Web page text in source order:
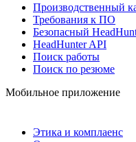
Производственный
Требования к ПО
Безопасный
HeadHunter API
Поиск работы
Поиск по резюме
Мобильное приложение
Этика и комплаенс